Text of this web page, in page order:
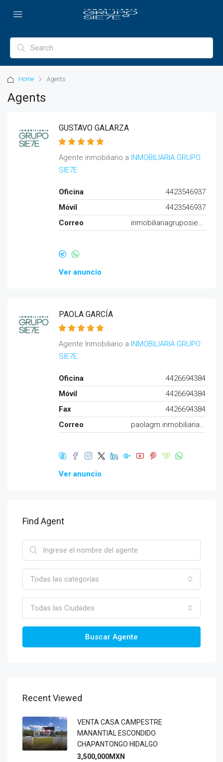
Home Agents
Agents
GUSTAVO GALARZA
Agente inmobiliario a INMOBILIARIA GRUPO
SIE7E
Oficina
4423546937
Móvil
4423546937
Correo
inmobiliariagruposie7e@gmail.com
Ver anuncio
PAOLA GARCÍA
Agente Inmobiliario a INMOBILIARIA GRUPO
SIE7E
Oficina
4426694384
Móvil
4426694384
Fax
4426694384
Correo
paolagm.inmobiliariagruposiete@gmail.com
Ver anuncio
Find Agent
Todas las categorías
Todas las Ciudades
Buscar Agente
Recent Viewed
VENTA CASA CAMPESTRE
MANANTIAL ESCONDIDO
CHAPANTONGO HIDALGO
3,500,000MXN